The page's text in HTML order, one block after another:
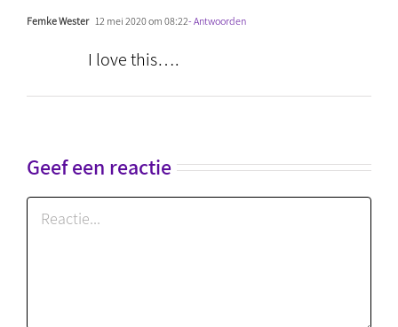
Femke Wester 12 mei 2020 om 08:22- Antwoorden
I love this….
Geef een reactie
Reactie